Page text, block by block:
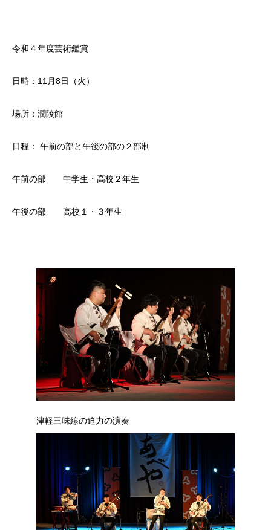
令和４年度芸術鑑賞
日時：11月8日（火）
場所：潤陵館
日程： 午前の部と午後の部の２部制
午前の部 中学生・高校２年生
午後の部 高校１・３年生
津軽三味線の迫力の演奏